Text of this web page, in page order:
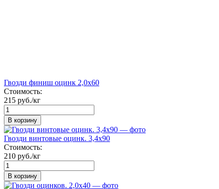
Гвозди финиш оцинк 2,0х60
Стоимость:
215 руб./кг
В корзину
Гвозди винтовые оцинк. 3,4х90
Стоимость:
210 руб./кг
В корзину